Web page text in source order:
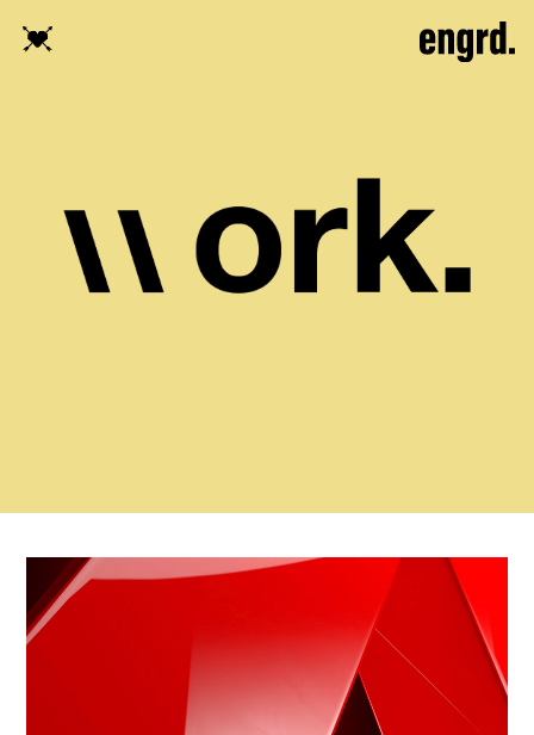
Projekte, Portfolio und Cases